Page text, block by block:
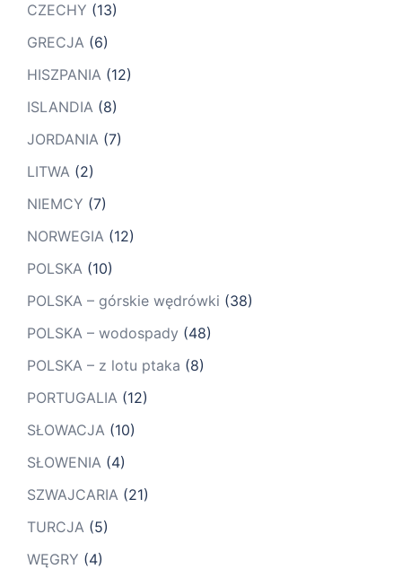
CZECHY (13)
GRECJA (6)
HISZPANIA (12)
ISLANDIA (8)
JORDANIA (7)
LITWA (2)
NIEMCY (7)
NORWEGIA (12)
POLSKA (10)
POLSKA – górskie wędrówki (38)
POLSKA – wodospady (48)
POLSKA – z lotu ptaka (8)
PORTUGALIA (12)
SŁOWACJA (10)
SŁOWENIA (4)
SZWAJCARIA (21)
TURCJA (5)
WĘGRY (4)